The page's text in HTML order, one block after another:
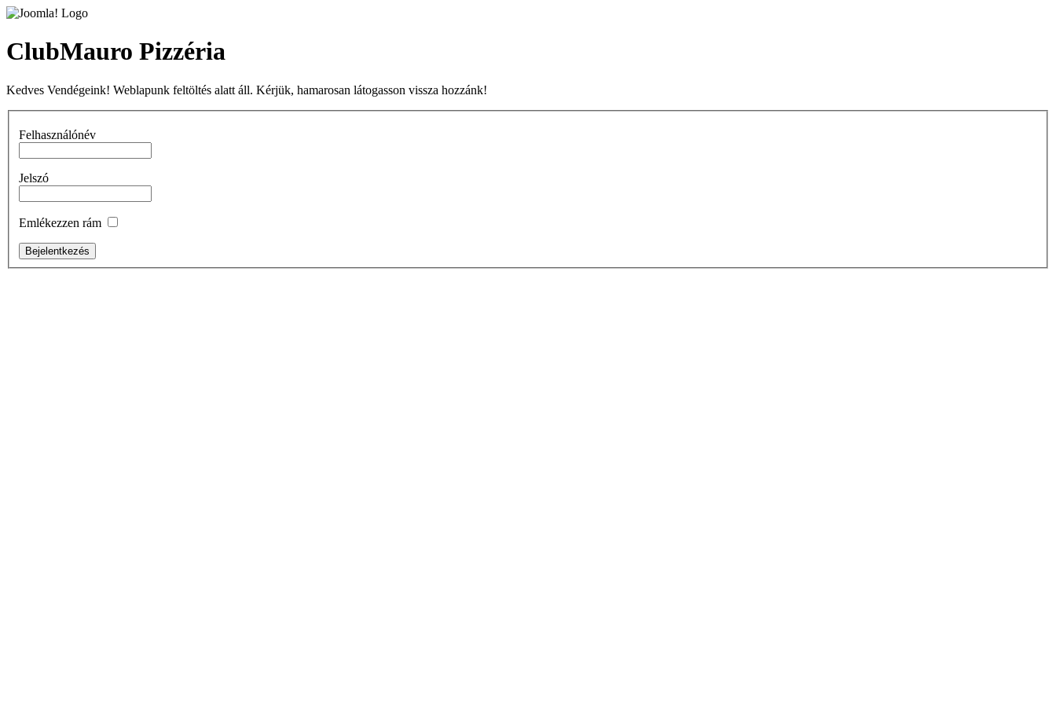
ClubMauro Pizzéria
Kedves Vendégeink! Weblapunk feltöltés alatt áll. Kérjük, hamarosan látogasson vissza hozzánk!
Felhasználónév
Jelszó
Emlékezzen rám